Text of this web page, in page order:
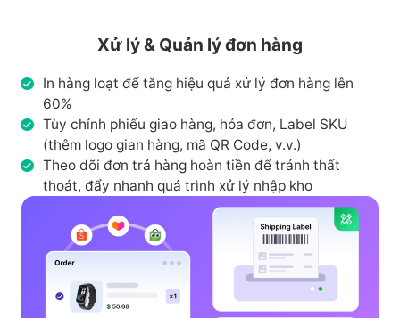
Xử lý & Quản lý đơn hàng
In hàng loạt để tăng hiệu quả xử lý đơn hàng lên
60%
Tùy chỉnh phiếu giao hàng, hóa đơn, Label SKU
(thêm logo gian hàng, mã QR Code, v.v.)
Theo dõi đơn trả hàng hoàn tiền để tránh thất
thoát, đẩy nhanh quá trình xử lý nhập kho